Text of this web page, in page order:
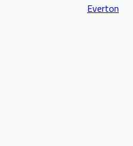
Everton